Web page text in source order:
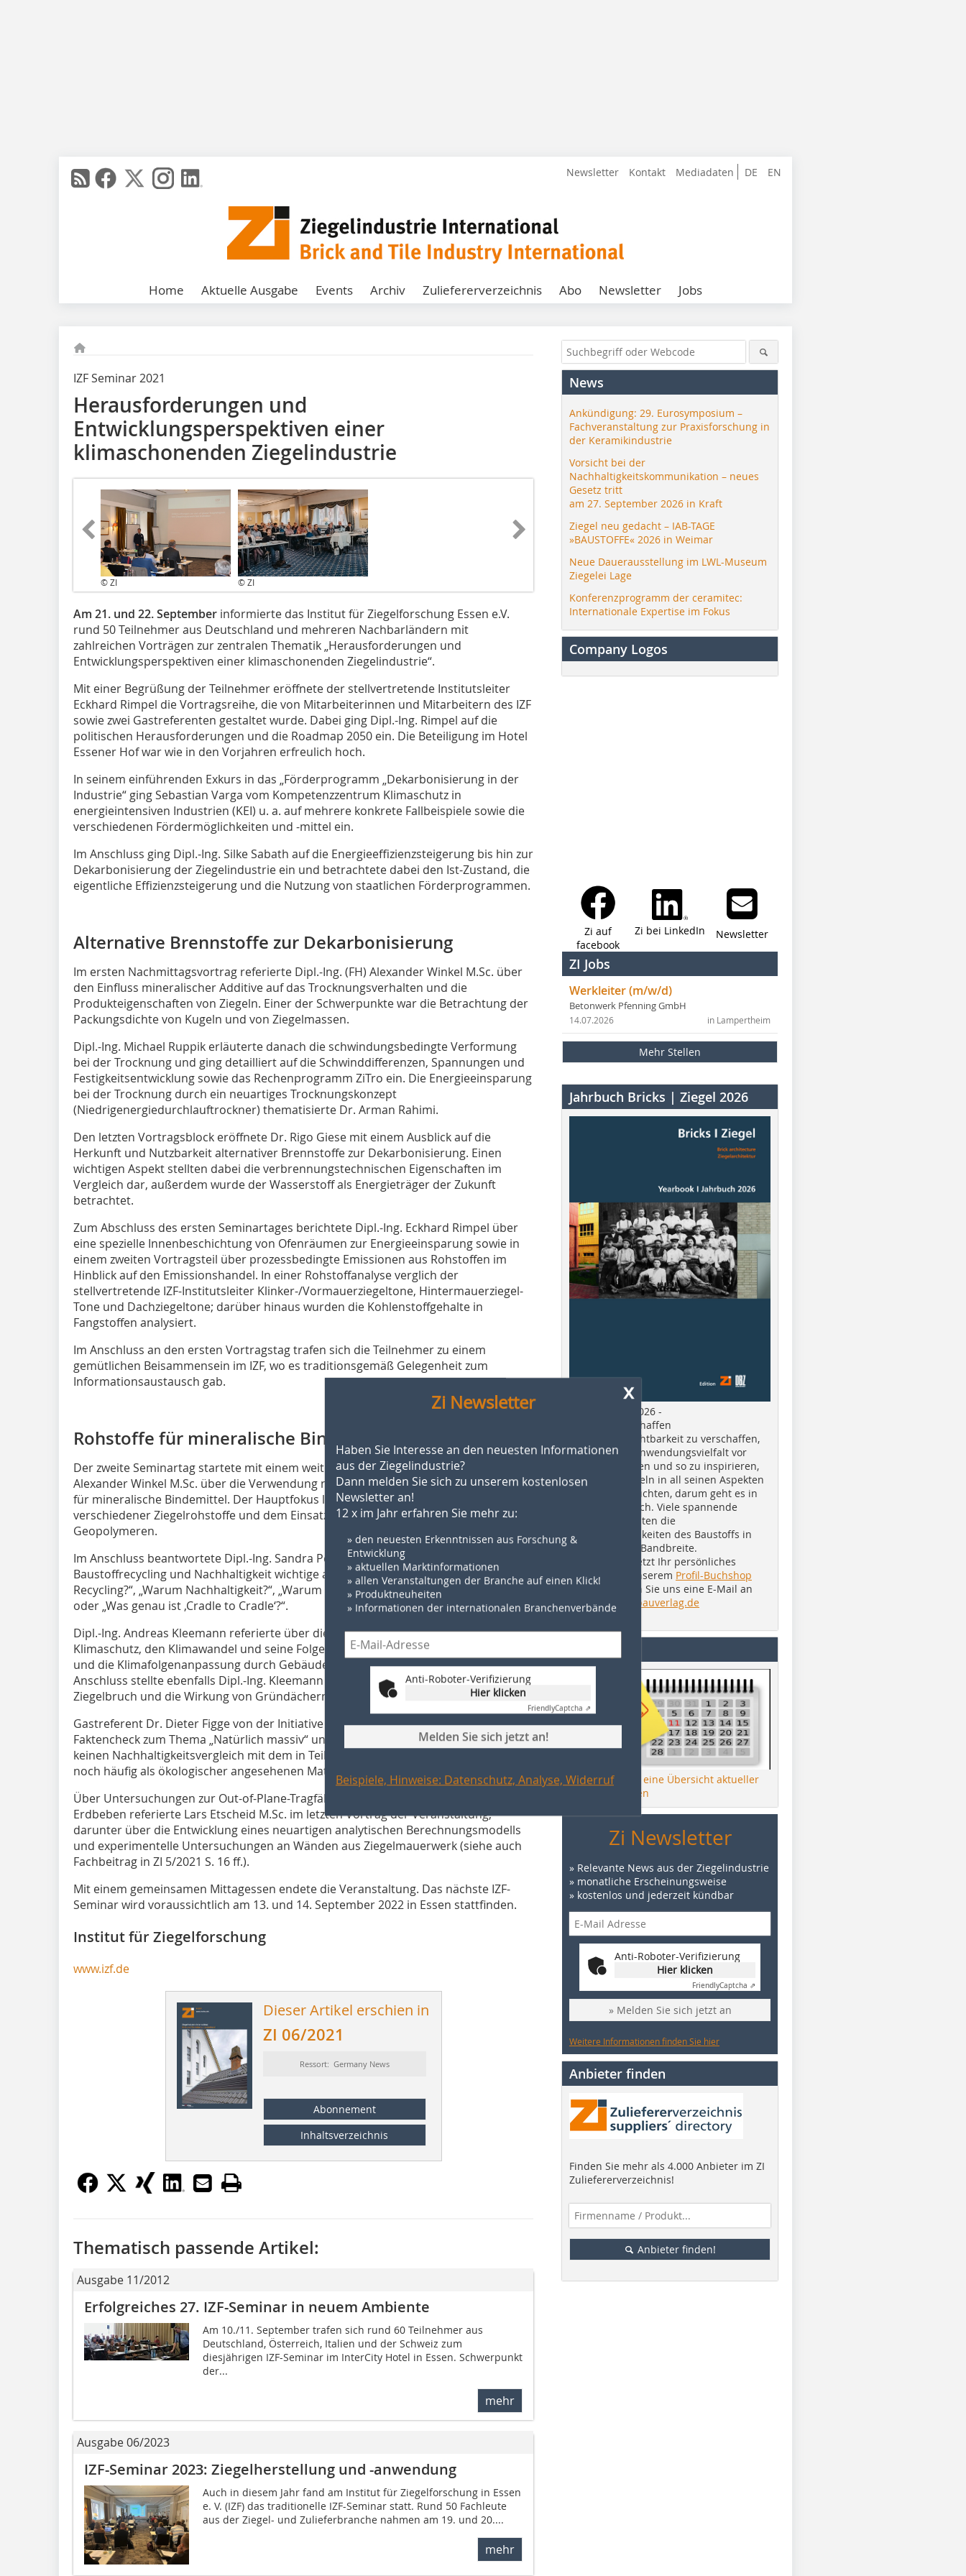
DE EN
Newsletter Kontakt Mediadaten
Home Aktuelle Ausgabe Events Archiv Zuliefererverzeichnis Abo Newsletter Jobs
IZF Seminar 2021
Herausforderungen und
Entwicklungsperspektiven einer
klimaschonenden Ziegelindustrie
© ZI © ZI
Am 21. und 22. September informierte das Institut für Ziegelforschung Essen e.V.
rund 50 Teilnehmer aus Deutschland und mehreren Nachbarländern mit
zahlreichen Vorträgen zur zentralen Thematik „Herausforderungen und
Entwicklungsperspektiven einer klimaschonenden Ziegelindustrie“.
Mit einer Begrüßung der Teilnehmer eröffnete der stellvertretende Institutsleiter
Eckhard Rimpel die Vortragsreihe, die von Mitarbeiterinnen und Mitarbeitern des IZF
sowie zwei Gastreferenten gestaltet wurde. Dabei ging Dipl.-Ing. Rimpel auf die
politischen Herausforderungen und die Roadmap 2050 ein. Die Beteiligung im Hotel
Essener Hof war wie in den Vorjahren erfreulich hoch.
In seinem einführenden Exkurs in das „Förderprogramm „Dekarbonisierung in der
Industrie“ ging Sebastian Varga vom Kompetenzzentrum Klimaschutz in
energieintensiven Industrien (KEI) u. a. auf mehrere konkrete Fallbeispiele sowie die
verschiedenen Fördermöglichkeiten und -mittel ein.
Im Anschluss ging Dipl.-Ing. Silke Sabath auf die Energieeffizienzsteigerung bis hin zur
Dekarbonisierung der Ziegelindustrie ein und betrachtete dabei den Ist-Zustand, die
eigentliche Effizienzsteigerung und die Nutzung von staatlichen Förderprogrammen.
Alternative Brennstoffe zur Dekarbonisierung
Im ersten Nachmittagsvortrag referierte Dipl.-Ing. (FH) Alexander Winkel M.Sc. über
den Einfluss mineralischer Additive auf das Trocknungsverhalten und die
Produkteigenschaften von Ziegeln. Einer der Schwerpunkte war die Betrachtung der
Packungsdichte von Kugeln und von Ziegelmassen.
Dipl.-Ing. Michael Ruppik erläuterte danach die schwindungsbedingte Verformung
bei der Trocknung und ging detailliert auf die Schwinddifferenzen, Spannungen und
Festigkeitsentwicklung sowie das Rechenprogramm ZiTro ein. Die Energieeinsparung
bei der Trocknung durch ein neuartiges Trocknungskonzept
(Niedrigenergiedurchlauftrockner) thematisierte Dr. Arman Rahimi.
Den letzten Vortragsblock eröffnete Dr. Rigo Giese mit einem Ausblick auf die
Herkunft und Nutzbarkeit alternativer Brennstoffe zur Dekarbonisierung. Einen
wichtigen Aspekt stellten dabei die verbrennungstechnischen Eigenschaften im
Vergleich dar, außerdem wurde der Wasserstoff als Energieträger der Zukunft
betrachtet.
Zum Abschluss des ersten Seminartages berichtete Dipl.-Ing. Eckhard Rimpel über
eine spezielle Innenbeschichtung von Ofenräumen zur Energieeinsparung sowie in
einem zweiten Vortragsteil über prozessbedingte Emissionen aus Rohstoffen im
Hinblick auf den Emissionshandel. In einer Rohstoffanalyse verglich der
stellvertretende IZF-Institutsleiter Klinker-/Vormauerziegeltone, Hintermauerziegel-
Tone und Dachziegeltone; darüber hinaus wurden die Kohlenstoffgehalte in
Fangstoffen analysiert.
Im Anschluss an den ersten Vortragstag trafen sich die Teilnehmer zu einem
gemütlichen Beisammensein im IZF, wo es traditionsgemäß Gelegenheit zum
Informationsaustausch gab.
Rohstoffe für mineralische Bindemittel
Der zweite Seminartag startete mit einem weiteren Vortrag von Dipl.-Ing. (FH)
Alexander Winkel M.Sc. über die Verwendung niedrig gebrannter Ziegel als Rohstoffe
für mineralische Bindemittel. Der Hauptfokus lag auf der Charakterisierung
verschiedener Ziegelrohstoffe und dem Einsatz von Ziegelmehl in Zement bzw.
Geopolymeren.
Im Anschluss beantwortete Dipl.-Ing. Sandra Petereit im Rahmen ihres Referates
Baustoffrecycling und Nachhaltigkeit wichtige aktuelle Fragen wie „Warum
Recycling?“, „Warum Nachhaltigkeit?“, „Warum Verwertung von alten Baustoffen?“
oder „Was genau ist ‚Cradle to Cradle‘?“.
Dipl.-Ing. Andreas Kleemann referierte über die internationale Entwicklung im
Klimaschutz, den Klimawandel und seine Folgen, urbanes Mikroklima (Stadtklima)
und die Klimafolgenanpassung durch Gebäudebegrünung. Unmittelbar im
Anschluss stellte ebenfalls Dipl.-Ing. Kleemann Vegetationssubstrate auf Basis von
Ziegelbruch und die Wirkung von Gründächern auf das Gebäude vor.
Gastreferent Dr. Dieter Figge von der Initiative Pro Massiv präsentierte einen
Faktencheck zum Thema „Natürlich massiv“ und betonte, dass der Baustoff Ziegel
keinen Nachhaltigkeitsvergleich mit dem in Teilen der Öffentlichkeit leider immer
noch häufig als ökologischer angesehenen Material Holz scheuen muss.
Über Untersuchungen zur Out-of-Plane-Tragfähigkeit von Ziegelmauerwerk bei
Erdbeben referierte Lars Etscheid M.Sc. im letzten Vortrag der Veranstaltung,
darunter über die Entwicklung eines neuartigen analytischen Berechnungsmodells
und experimentelle Untersuchungen an Wänden aus Ziegelmauerwerk (siehe auch
Fachbeitrag in ZI 5/2021 S. 16 ff.).
Mit einem gemeinsamen Mittagessen endete die Veranstaltung. Das nächste IZF-
Seminar wird voraussichtlich am 13. und 14. September 2022 in Essen stattfinden.
Institut für Ziegelforschung
www.izf.de
Dieser Artikel erschien in
ZI 06/2021
Ressort: Germany News
Abonnement
Inhaltsverzeichnis
x
Zi Newsletter
Haben Sie Interesse an den neuesten Informationen
aus der Ziegelindustrie?
Dann melden Sie sich zu unserem kostenlosen
Newsletter an!
12 x im Jahr erfahren Sie mehr zu:
» den neuesten Erkenntnissen aus Forschung &
Entwicklung
» aktuellen Marktinformationen
» allen Veranstaltungen der Branche auf einen Klick!
» Produktneuheiten
» Informationen der internationalen Branchenverbände
Anti-Roboter-Verifizierung
Hier klicken
FriendlyCaptcha ⇗
Melden Sie sich jetzt an!
Beispiele, Hinweise: Datenschutz, Analyse, Widerruf
Thematisch passende Artikel:
Ausgabe 11/2012
Erfolgreiches 27. IZF-Seminar in neuem Ambiente
Am 10./11. September trafen sich rund 60 Teilnehmer aus
Deutschland, Österreich, Italien und der Schweiz zum
diesjährigen IZF-Seminar im InterCity Hotel in Essen. Schwerpunkt
der...
mehr
Ausgabe 06/2023
IZF-Seminar 2023: Ziegelherstellung und -anwendung
Auch in diesem Jahr fand am Institut für Ziegelforschung in Essen
e. V. (IZF) das traditionelle IZF-Seminar statt. Rund 50 Fachleute
aus der Ziegel- und Zulieferbranche nahmen am 19. und 20....
mehr
News
Ankündigung: 29. Eurosymposium –
Fachveranstaltung zur Praxisforschung in
der Keramikindustrie
Vorsicht bei der
Nachhaltigkeitskommunikation – neues
Gesetz tritt
am 27. September 2026 in Kraft
Ziegel neu gedacht – IAB-TAGE
»BAUSTOFFE« 2026 in Weimar
Neue Dauerausstellung im LWL-Museum
Ziegelei Lage
Konferenzprogramm der ceramitec:
Internationale Expertise im Fokus
Company Logos
Zi auf
facebook
Zi bei LinkedIn Newsletter
ZI Jobs
Werkleiter (m/w/d)
Betonwerk Pfenning GmbH
in Lampertheim
14.07.2026
Mehr Stellen
Jahrbuch Bricks | Ziegel 2026
Bricks Ziegel 2026 -
Sichtbarkeit schaffen
Dem Ziegel Sichtbarkeit zu verschaffen,
ihn in seiner Anwendungsvielfalt vor
Augen zu führen und so zu inspirieren,
sowie das Ziegeln in all seinen Aspekten
näher zu beleuchten, darum geht es in
diesem Jahrbuch. Viele spannende
Artikel beleuchten die
Einsatzmöglichkeiten des Baustoffs in
seiner ganzen Bandbreite.
Bestellen Sie jetzt Ihr persönliches
Exemplar in unserem Profil-Buchshop
oder schreiben Sie uns eine E-Mail an
leserservice@bauverlag.de
Zur Bestellung
Hier finden Sie eine Übersicht aktueller
Veranstaltungen
Zi Newsletter
» Relevante News aus der Ziegelindustrie
» monatliche Erscheinungsweise
» kostenlos und jederzeit kündbar
Anti-Roboter-Verifizierung
Hier klicken
FriendlyCaptcha ⇗
» Melden Sie sich jetzt an
Weitere Informationen finden Sie hier
Anbieter finden
Finden Sie mehr als 4.000 Anbieter im ZI
Zuliefererverzeichnis!
Anbieter finden!